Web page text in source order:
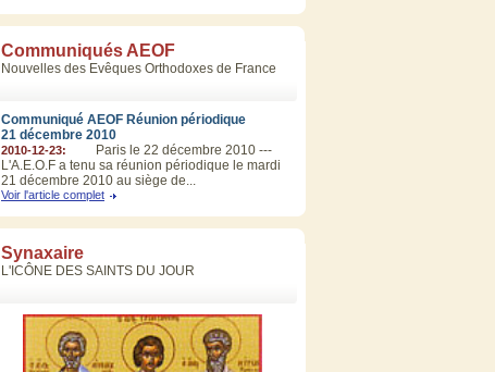
Communiqués AEOF
Nouvelles des Evêques Orthodoxes de France
Communiqué AEOF Réunion périodique
21 décembre 2010
2010-12-23:
Paris le 22 décembre 2010 ---
L'A.E.O.F a tenu sa réunion périodique le mardi
21 décembre 2010 au siège de...
Voir l'article complet
Synaxaire
L'ICÔNE DES SAINTS DU JOUR